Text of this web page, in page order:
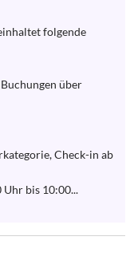
folgende
über
Check-in ab
bis 10:00...